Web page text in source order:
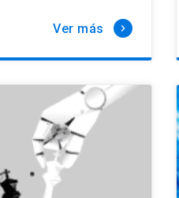
Ver más keyboard_arrow_right